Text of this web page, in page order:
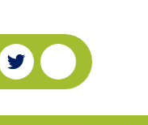
Tw
Sh